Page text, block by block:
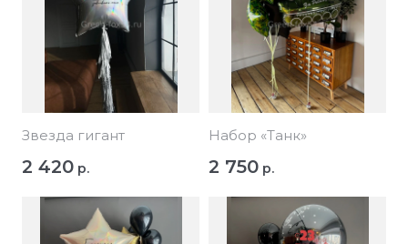
Звезда гигант
2 420 р.
Набор «Танк»
2 750 р.